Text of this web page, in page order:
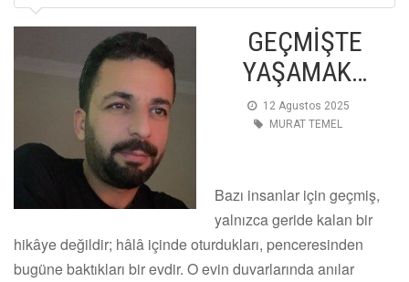
GEÇMİŞTE
YAŞAMAK…
12 Agustos 2025
MURAT TEMEL
Bazı insanlar için geçmiş,
yalnızca geride kalan bir
hikâye değildir; hâlâ içinde oturdukları, penceresinden
bugüne baktıkları bir evdir. O evin duvarlarında anılar